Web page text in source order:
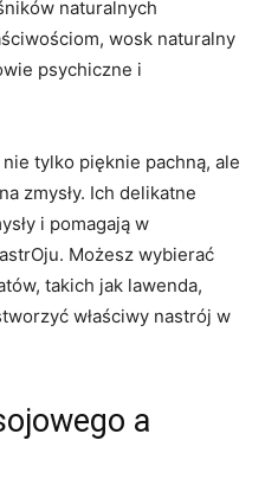
​naturalnych
wosk naturalny
psychiczne i
tylko pięknie pachną, ale
zmysły. Ich delikatne
i ⁢pomagają w
Możesz wybierać
takich jak ⁤lawenda,
właściwy nastrój⁢ w
a⁤